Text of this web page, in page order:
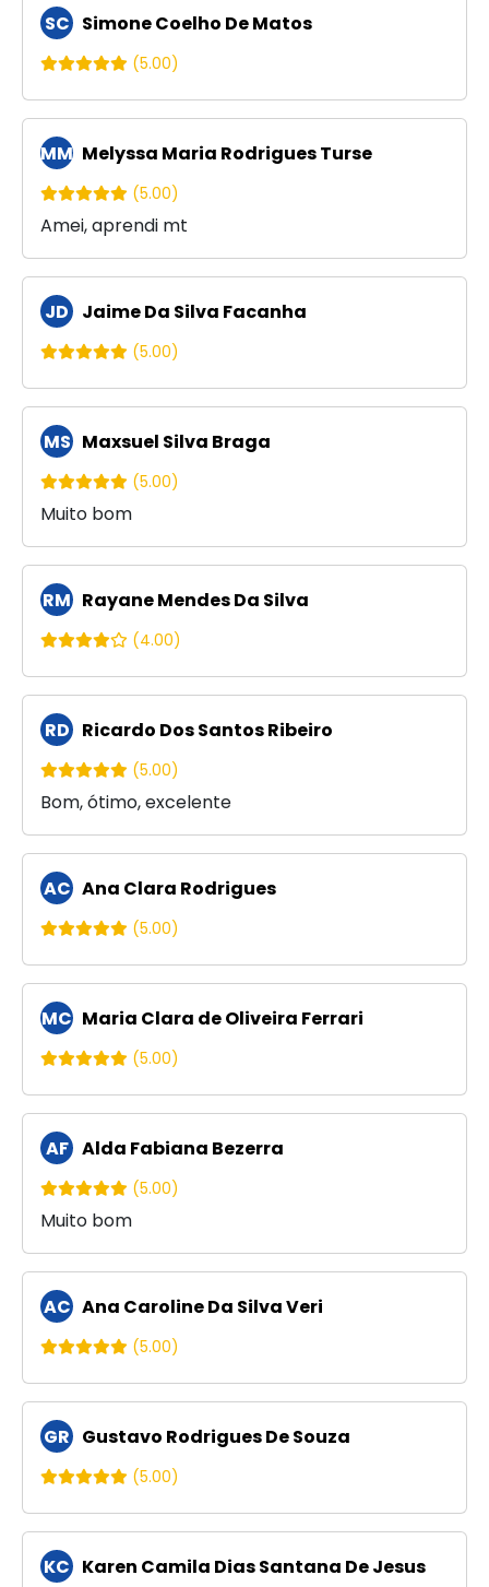
SC Simone Coelho De Matos
(5.00)
MM Melyssa Maria Rodrigues Turse
(5.00)
Amei, aprendi mt
JD Jaime Da Silva Facanha
(5.00)
MS Maxsuel Silva Braga
(5.00)
Muito bom
RM Rayane Mendes Da Silva
(4.00)
RD Ricardo Dos Santos Ribeiro
(5.00)
Bom, ótimo, excelente
AC Ana Clara Rodrigues
(5.00)
MC Maria Clara de Oliveira Ferrari
(5.00)
AF Alda Fabiana Bezerra
(5.00)
Muito bom
AC Ana Caroline Da Silva Veri
(5.00)
GR Gustavo Rodrigues De Souza
(5.00)
KC Karen Camila Dias Santana De Jesus